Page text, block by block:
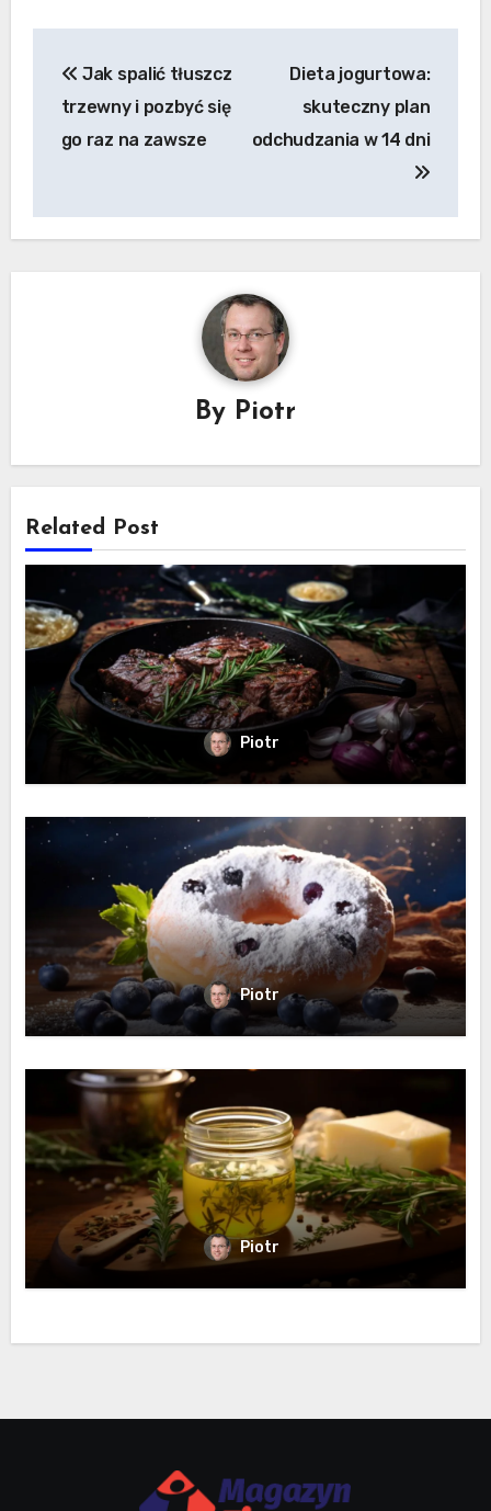
wpisu
Jak spalić tłuszcz
trzewny i pozbyć się
go raz na zawsze
Dieta jogurtowa:
skuteczny plan
odchudzania w 14 dni
By Piotr
Related Post
Piotr
Piotr
Piotr